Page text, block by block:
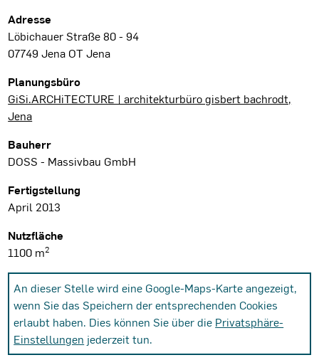
Projektdaten
Adresse
Löbichauer Straße 80 - 94
07749 Jena OT Jena
Planungsbüro
GiSi.ARCHiTECTURE | architekturbüro gisbert bachrodt,
Jena
Bauherr
DOSS - Massivbau GmbH
Fertigstellung
April 2013
Nutzfläche
1100 m2
An dieser Stelle wird eine Google-Maps-Karte angezeigt,
wenn Sie das Speichern der entsprechenden Cookies
erlaubt haben. Dies können Sie über die Privatsphäre-
Einstellungen jederzeit tun.